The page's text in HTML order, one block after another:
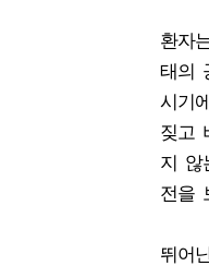
환자
태의
시기
짖고
지 않
전을
뛰어